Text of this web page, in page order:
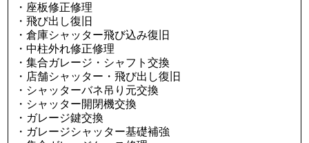
・座板修正修理
・飛び出し復旧
・倉庫シャッター飛び込み復旧
・中柱外れ修正修理
・集合ガレージ・シャフト交換
・店舗シャッター・飛び出し復旧
・シャッターバネ吊り元交換
・シャッター開閉機交換
・ガレージ鍵交換
・ガレージシャッター基礎補強